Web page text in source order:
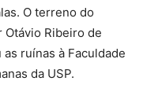
O terreno do
Ribeiro de
ruínas à Faculdade
da USP.